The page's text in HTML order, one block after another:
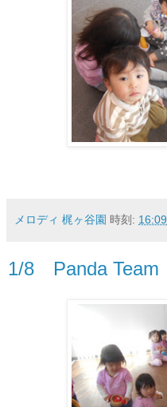
メロディ 梶ヶ谷園 時刻: 16:09
1/8 Panda Team